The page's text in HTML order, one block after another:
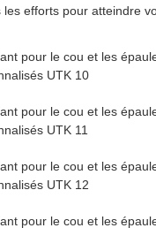
efforts pour atteindre